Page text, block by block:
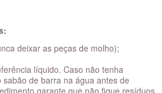
deixar as peças de molho);
líquido. Caso não tenha
de barra na água antes de
garante que não fique resíduos